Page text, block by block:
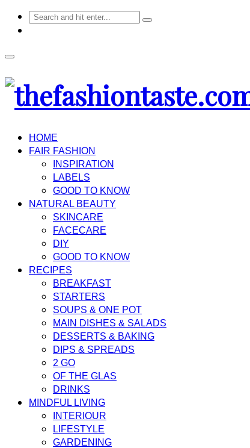
HOME
FAIR FASHION
INSPIRATION
LABELS
GOOD TO KNOW
NATURAL BEAUTY
SKINCARE
FACECARE
DIY
GOOD TO KNOW
RECIPES
BREAKFAST
STARTERS
SOUPS & ONE POT
MAIN DISHES & SALADS
DESSERTS & BAKING
DIPS & SPREADS
2 GO
OF THE GLAS
DRINKS
MINDFUL LIVING
INTERIOUR
LIFESTYLE
GARDENING